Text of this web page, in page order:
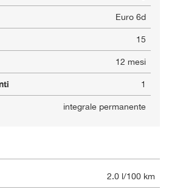
Euro 6d
15
12 mesi
1
integrale permanente
2.0 l/100 km